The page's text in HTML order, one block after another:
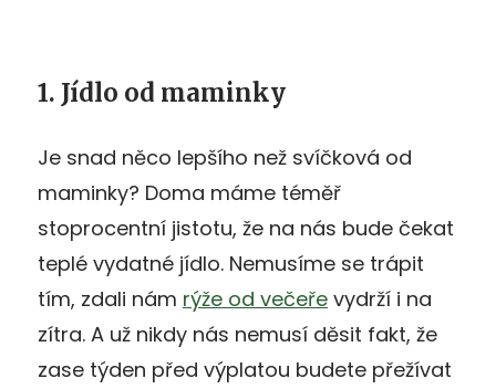
1. Jídlo od maminky
Je snad něco lepšího než svíčková od
maminky? Doma máme téměř
stoprocentní jistotu, že na nás bude čekat
teplé vydatné jídlo. Nemusíme se trápit
tím, zdali nám rýže od večeře vydrží i na
zítra. A už nikdy nás nemusí děsit fakt, že
zase týden před výplatou budete přežívat